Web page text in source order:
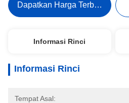
Dapatkan Harga Terbaik
Informasi Rinci
Informasi Rinci
Tempat Asal: